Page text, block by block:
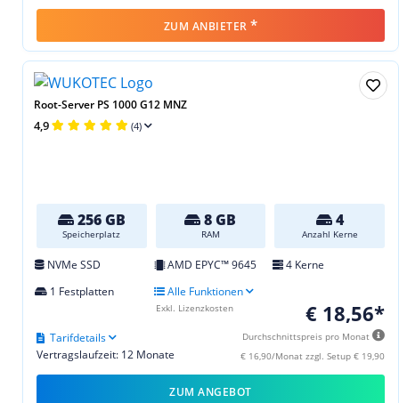
ZUM ANBIETER *
Root-Server PS 1000 G12 MNZ
4,9 (4)
256 GB
Speicherplatz
8 GB
RAM
4
Anzahl Kerne
NVMe SSD AMD EPYC™ 9645
4 Kerne
1 Festplatten
Alle Funktionen
€ 18,56*
Durchschnittspreis pro Monat
€ 16,90/Monat zzgl. Setup € 19,90
Vertragslaufzeit: 12 Monate
Tarifdetails
Exkl. Lizenzkosten
ZUM ANGEBOT